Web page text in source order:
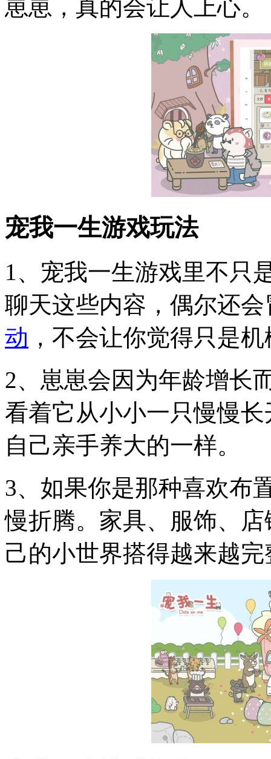
崽崽，真的会让人上心。
宠我一生游戏玩法
1、宠我一生游戏里不只
聊天这些内容，偶尔还
动 ，不会让你觉得只是
2、崽崽会因为年龄增长
看着它从小小一只慢慢
自己亲手养大的一样。
3、如果你是那种喜欢布
慢折腾。家具、服饰、
己的小世界搭得越来越完